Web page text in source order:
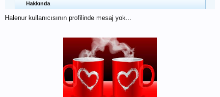
Hakkında
Halenur kullanıcısının profilinde mesaj yok...